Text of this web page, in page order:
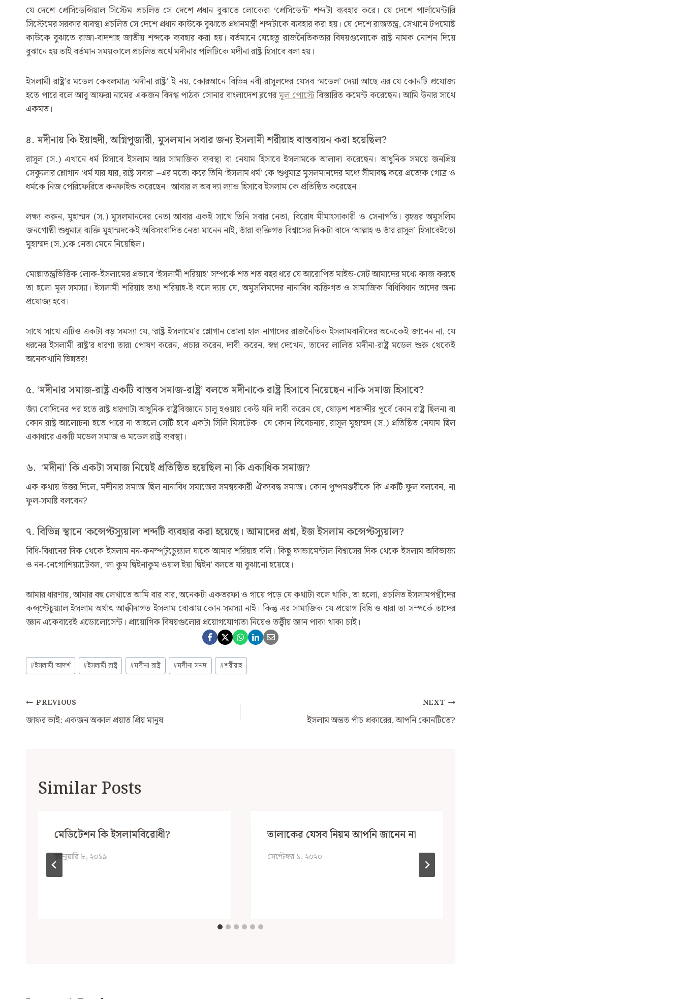
যে দেশে প্রেসিডেন্সিয়াল সিস্টেম প্রচলিত সে দেশে প্রধান বুঝাতে লোকেরা ‘প্রেসিডেন্ট’ শব্দটা ব্যবহার করে। যে দেশে পার্লামেন্টারি
সিস্টেমের সরকার ব্যবস্থা প্রচলিত সে দেশে প্রধান কাউকে বুঝাতে প্রধানমন্ত্রী শব্দটাকে ব্যবহার করা হয়। যে দেশে রাজতন্ত্র, সেখানে টপমোষ্ট
কাউকে বুঝাতে রাজা-বাদশাহ জাতীয় শব্দকে ব্যবহার করা হয়। বর্তমানে যেহেতু রাজনৈতিকতার বিষয়গুলোকে রাষ্ট্র নামক নোশন দিয়ে
বুঝানে হয় তাই বর্তমান সময়কালে প্রচলিত অর্থে মদীনার পলিটিকে মদীনা রাষ্ট্র হিসাবে বলা হয়।
ইসলামী রাষ্ট্র’র মডেল কেবলমাত্র ‘মদীনা রাষ্ট্র’ ই নয়, কোরআনে বিভিন্ন নবী-রাসুলদের যেসব ‘মডেল’ দেয়া আছে এর যে কোনটি প্রযোজ্য
হতে পারে বলে আবু আফরা নামের একজন বিদগ্ধ পাঠক সোনার বাংলাদেশ ব্লগেরমূল পোস্টেবিস্তারিত কমেন্ট করেছেন। আমি উনার সাথে
একমত।
৪. মদীনায় কি ইয়াহুদী, অগ্নিপূজারী, মুসলমান সবার জন্য ইসলামী শরীয়াহ বাস্তবায়ন করা হয়েছিল?
রাসূল (স.) এখানে ধর্ম হিসাবে ইসলাম আর সামাজিক ব্যবস্থা বা নেযাম হিসাবে ইসলামকে আলাদা করেছেন। আধুনিক সময়ে জনপ্রিয়
সেক্যুলার শ্লোগান ‘ধর্ম যার যার, রাষ্ট্র সবার’ –এর মতো করে তিনি ‘ইসলাম ধর্ম’ কে শুধুমাত্র মুসলমানদের মধ্যে সীমাবদ্ধ করে প্রত্যেক গোত্র ও
ধর্মকে নিজ পেরিফেরিতে কনফাইন্ড করেছেন। আবার ল অব দ্যা ল্যান্ড হিসাবে ইসলাম কে প্রতিষ্ঠিত করেছেন।
লক্ষ্য করুন, মুহাম্মদ (স.) মুসলমানদের নেতা আবার একই সাথে তিনি সবার নেতা, বিরোধ মীমাংসাকারী ও সেনাপতি। বৃহত্তর অমুসলিম
জনগোষ্ঠী শুধুমাত্র ব্যক্তি মুহাম্মদকেই অবিসংবাদিত নেতা মানেন নাই, তাঁরা ব্যক্তিগত বিশ্বাসের দিকটা বাদে ‘আল্লাহ ও তাঁর রাসূল’ হিসাবেইতো
মুহাম্মদ (স.)কে নেতা মেনে নিয়েছিল।
মোল্লাতন্ত্রভিত্তিক লোক-ইসলামের প্রভাবে ‘ইসলামী শরিয়াহ’ সম্পর্কে শত শত বছর ধরে যে আরোপিত মাইন্ড-সেট আমাদের মধ্যে কাজ করছে
তা হলো মূল সমস্যা। ইসলামী শরিয়াহ তথা শরিয়াহ-ই বলে দ্যায় যে, অমুসলিমদের নানাবিধ ব্যক্তিগত ও সামাজিক বিধিবিধান তাদের জন্য
প্রযোজ্য হবে।
সাথে সাথে এটিও একটা বড় সমস্যা যে, ‘রাষ্ট্র ইসলামে’র শ্লোগান তোলা হাল-নাগাদের রাজনৈতিক ইসলামবাদীদের অনেকেই জানেন না, যে
ধরনের ইসলামী রাষ্ট্র’র ধারণা তারা পোষণ করেন, প্রচার করেন, দাবী করেন, স্বপ্ন দেখেন, তাদের লালিত মদীনা-রাষ্ট্র মডেল শুরু থেকেই
অনেকখানি ভিন্নতর!
৫. ‘মদীনার সমাজ-রাষ্ট্র একটি বাস্তব সমাজ-রাষ্ট্র’ বলতে মদীনাকে রাষ্ট্র হিসাবে নিয়েছেন নাকি সমাজ হিসাবে?
জ্যাঁ বোদিনের পর হতে রাষ্ট্র ধারণাটা আধুনিক রাষ্ট্রবিজ্ঞানে চালু হওয়ায় কেউ যদি দাবী করেন যে, ষোড়শ শতাব্দীর পূর্বে কোন রাষ্ট্র ছিলনা বা
কোন রাষ্ট্র আলোচনা হতে পারে না তাহলে সেটি হবে একটা সিলি মিসটেক। যে কোন বিবেচনায়, রাসূল মুহাম্মদ (স.) প্রতিষ্ঠিত নেযাম ছিল
একাধারে একটি মডেল সমাজ ও মডেল রাষ্ট্র ব্যবস্থা।
৬. ‘মদীনা’ কি একটা সমাজ নিয়েই প্রতিষ্ঠিত হয়েছিল না কি একাধিক সমাজ?
এক কথায় উত্তর দিলে, মদীনার সমাজ ছিল নানাবিধ সমাজের সমন্বয়কারী ঐক্যবদ্ধ সমাজ। কোন পুষ্পমঞ্জরীকে কি একটি ফুল বলবেন, না
ফুল-সমষ্টি বলবেন?
৭. বিভিন্ন স্থানে ‘কন্সেপ্টস্যুয়াল’ শব্দটি ব্যবহার করা হয়েছে। আমাদের প্রশ্ন, ইজ ইসলাম কন্সেপ্টস্যুয়াল?
বিধি-বিধানের দিক থেকে ইসলাম নন-কনস্প্ট্চেুয়্যাল যাকে আমার শরিয়াহ বলি। কিছু ফান্ডামেন্টাল বিশ্বাসের দিক থেকে ইসলাম অবিভাজ্য
ও নন-নেগোশিয়্যাটেবল, ‘লা কুম দ্বিইনাকুম ওয়াল ইয়া দ্বিইন’ বলতে যা বুঝানো হয়েছে।
আমার ধারণায়, আমার বহু লেখাতে আমি বার বার, অনেকটা একতরফা ও গায়ে পড়ে যে কথাটা বলে থাকি, তা হলো, প্রচলিত ইসলামপন্থীদের
কন্স্প্টেচুয়্যাল ইসলাম অর্থাৎ আক্বীদাগত ইসলাম বোঝায় কোন সমস্যা নাই। কিন্তু এর সামাজিক যে প্রয়োগ বিধি ও ধারা তা সম্পর্কে তাদের
জ্ঞান একেবারেই এডোলোসেন্ট। প্রায়োগিক বিষয়গুলোর প্রয়োগযোগ্যতা নিয়েও তত্ত্বীয় জ্ঞান পাকা থাকা চাই।
Post
Tags:
#ইসলামী আদর্শ #ইসলামী রাষ্ট্র #মদীনা রাষ্ট্র #মদীনা সনদ #শরীয়াহ
Post
Navigation
PREVIOUS
জাফর ভাই: একজন অকাল প্রয়াত প্রিয় মানুষ
NEXT
ইসলাম অন্তত পাঁচ প্রকারের, আপনি কোনটিতে?
Similar Posts
মেডিটেশন কি ইসলামবিরোধী?
জানুয়ারি ৮, ২০১৯
তালাকের যেসব নিয়ম আপনি জানেন না
সেপ্টেম্বর ১, ২০২০